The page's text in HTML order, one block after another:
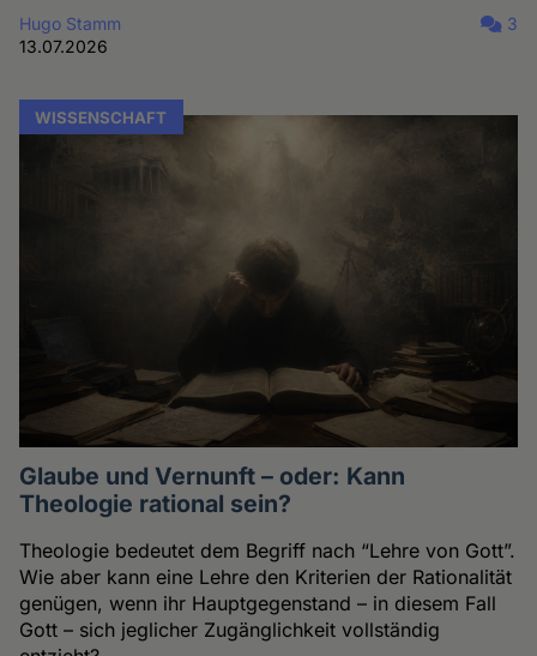
Hugo Stamm
13.07.2026
3
WISSENSCHAFT
Glaube und Vernunft – oder: Kann
Theologie rational sein?
Theologie bedeutet dem Begriff nach “Lehre von Gott”.
Wie aber kann eine Lehre den Kriterien der Rationalität
genügen, wenn ihr Hauptgegenstand – in diesem Fall
Gott – sich jeglicher Zugänglichkeit vollständig